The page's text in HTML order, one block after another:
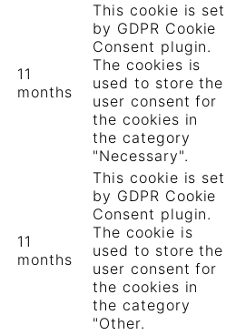
11
months
This cookie is set
by GDPR Cookie
Consent plugin.
The cookies is
used to store the
user consent for
the cookies in
the category
"Necessary".
11
months
This cookie is set
by GDPR Cookie
Consent plugin.
The cookie is
used to store the
user consent for
the cookies in
the category
"Other.